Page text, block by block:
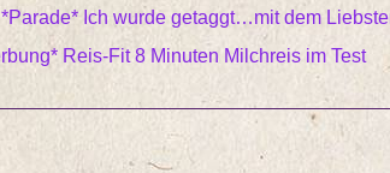
*Parade* Ich wurde getaggt…mit dem
Reis-Fit 8 Minuten Milchreis im Test